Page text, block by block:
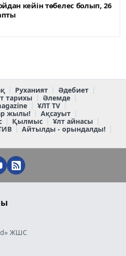
кейін төбелес болып, 26
Руханият
Әдебиет
тарихы
Әлемде
ҰЛТ TV
жылы!
Ақсауыт
Қылмыс
Ұлт айнасы
Айтылды - орындалды!
ЖШС